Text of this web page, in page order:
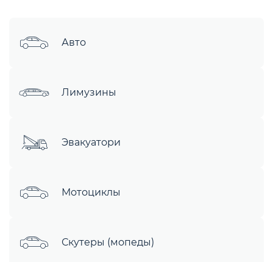
Авто
Лимузины
Эвакуатори
Мотоциклы
Скутеры (мопеды)